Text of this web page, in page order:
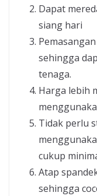
Dapat
siang hari
sehingga
tenaga.
Harga lebih
Tidak perlu
cukup
Atap
sehingga